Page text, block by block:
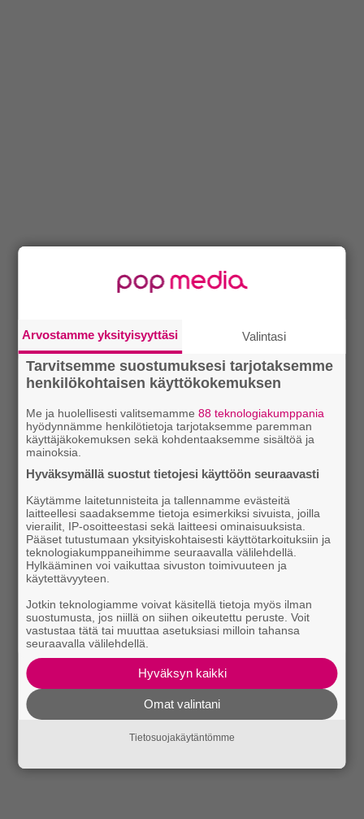
Arvostamme yksityisyyttäsi Valintasi
Tarvitsemme suostumuksesi tarjotaksemme
henkilökohtaisen käyttökokemuksen
Me ja huolellisesti valitsemamme88 teknologiakumppania
hyödynnämme henkilötietoja tarjotaksemme paremman
käyttäjäkokemuksen sekä kohdentaaksemme sisältöä ja
mainoksia.
Hyväksymällä suostut tietojesi käyttöön seuraavasti
Käytämme laitetunnisteita ja tallennamme evästeitä
laitteellesi saadaksemme tietoja esimerkiksi sivuista, joilla
vierailit, IP-osoitteestasi sekä laitteesi ominaisuuksista.
Pääset tutustumaan yksityiskohtaisesti käyttötarkoituksiin ja
teknologiakumppaneihimme seuraavalla välilehdellä.
Hylkääminen voi vaikuttaa sivuston toimivuuteen ja
käytettävyyteen.
Jotkin teknologiamme voivat käsitellä tietoja myös ilman
suostumusta, jos niillä on siihen oikeutettu peruste. Voit
vastustaa tätä tai muuttaa asetuksiasi milloin tahansa
seuraavalla välilehdellä.
Hyväksyn kaikki
Omat valintani
Tietosuojakäytäntömme